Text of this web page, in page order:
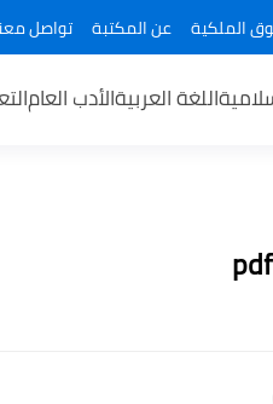
الملكية عن المكتبة تواصل
اللغة العربيةالأدب العام